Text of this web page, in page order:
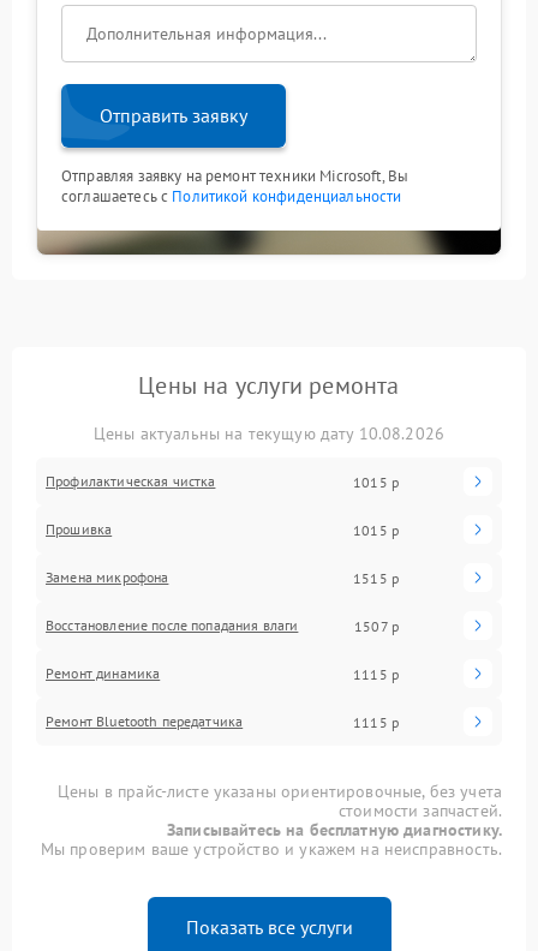
Отправить заявку
Отправляя заявку на ремонт техники Microsoft, Вы
соглашаетесь с Политикой конфиденциальности
Цены на услуги ремонта
Цены актуальны на текущую дату 10.08.2026
Профилактическая чистка 1015 р
Прошивка 1015 р
Замена микрофона 1515 р
Восстановление после попадания влаги 1507 р
Ремонт динамика 1115 р
Ремонт Bluetooth передатчика 1115 р
Цены в прайс-листе указаны ориентировочные, без учета
стоимости запчастей.
Записывайтесь на бесплатную диагностику.
Мы проверим ваше устройство и укажем на неисправность.
Показать все услуги